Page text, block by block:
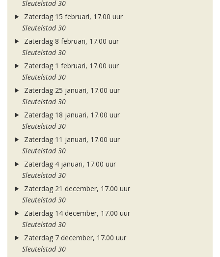
Sleutelstad 30
Zaterdag 15 februari, 17.00 uur
Sleutelstad 30
Zaterdag 8 februari, 17.00 uur
Sleutelstad 30
Zaterdag 1 februari, 17.00 uur
Sleutelstad 30
Zaterdag 25 januari, 17.00 uur
Sleutelstad 30
Zaterdag 18 januari, 17.00 uur
Sleutelstad 30
Zaterdag 11 januari, 17.00 uur
Sleutelstad 30
Zaterdag 4 januari, 17.00 uur
Sleutelstad 30
Zaterdag 21 december, 17.00 uur
Sleutelstad 30
Zaterdag 14 december, 17.00 uur
Sleutelstad 30
Zaterdag 7 december, 17.00 uur
Sleutelstad 30